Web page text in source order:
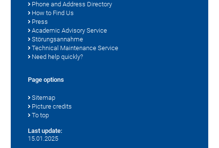
Phone and Address Directory
How to Find Us
Press
Academic Advisory Service
Störungsannahme
Technical Maintenance Service
Need help quickly?
Page options
Sitemap
Picture credits
To top
Last update:
15.01.2025